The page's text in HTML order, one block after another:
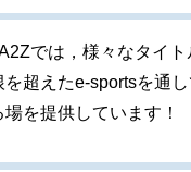
では，様々なタイト
超えたe-sportsを通
を提供しています！